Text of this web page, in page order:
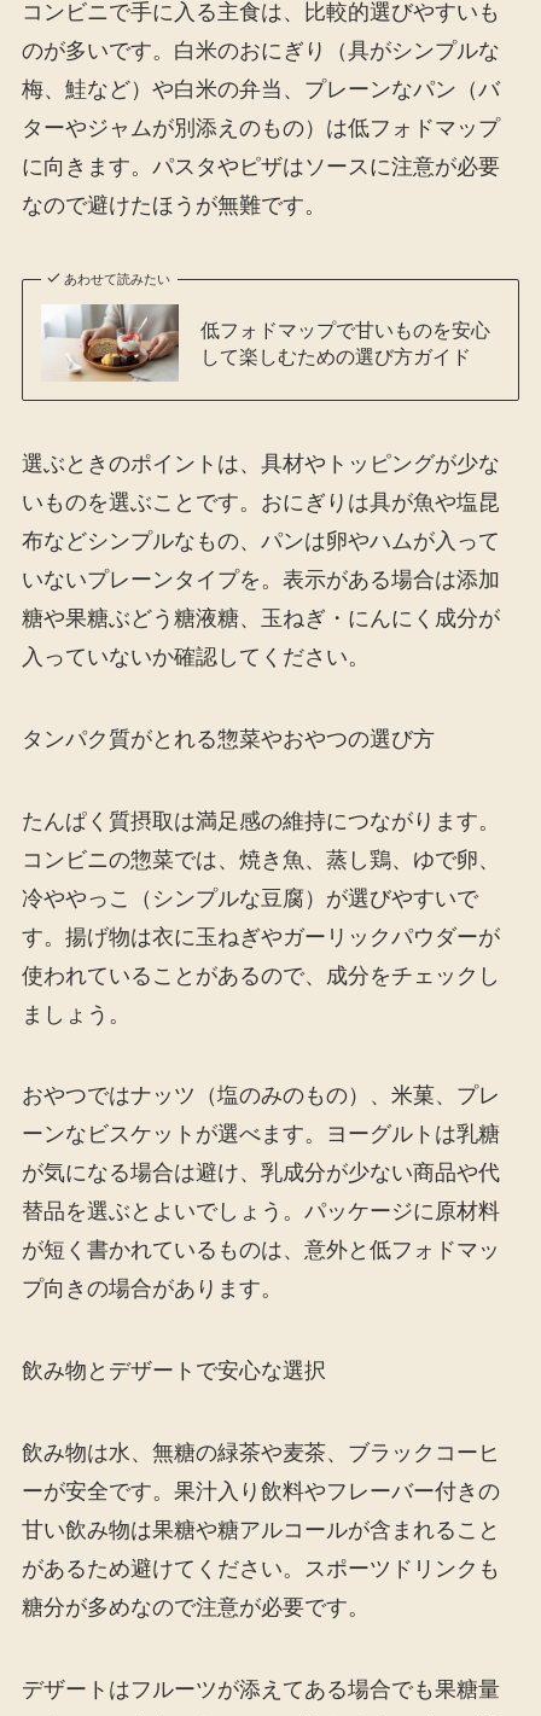
コンビニで手に入る主食は、比較的選びやすいも
のが多いです。白米のおにぎり（具がシンプルな
梅、鮭など）や白米の弁当、プレーンなパン（バ
ターやジャムが別添えのもの）は低フォドマップ
に向きます。パスタやピザはソースに注意が必要
なので避けたほうが無難です。
あわせて読みたい
低フォドマップで甘いものを安心
して楽しむための選び方ガイド
選ぶときのポイントは、具材やトッピングが少な
いものを選ぶことです。おにぎりは具が魚や塩昆
布などシンプルなもの、パンは卵やハムが入って
いないプレーンタイプを。表示がある場合は添加
糖や果糖ぶどう糖液糖、玉ねぎ・にんにく成分が
入っていないか確認してください。
タンパク質がとれる惣菜やおやつの選び方
たんぱく質摂取は満足感の維持につながります。
コンビニの惣菜では、焼き魚、蒸し鶏、ゆで卵、
冷ややっこ（シンプルな豆腐）が選びやすいで
す。揚げ物は衣に玉ねぎやガーリックパウダーが
使われていることがあるので、成分をチェックし
ましょう。
おやつではナッツ（塩のみのもの）、米菓、プレ
ーンなビスケットが選べます。ヨーグルトは乳糖
が気になる場合は避け、乳成分が少ない商品や代
替品を選ぶとよいでしょう。パッケージに原材料
が短く書かれているものは、意外と低フォドマッ
プ向きの場合があります。
飲み物とデザートで安心な選択
飲み物は水、無糖の緑茶や麦茶、ブラックコーヒ
ーが安全です。果汁入り飲料やフレーバー付きの
甘い飲み物は果糖や糖アルコールが含まれること
があるため避けてください。スポーツドリンクも
糖分が多めなので注意が必要です。
デザートはフルーツが添えてある場合でも果糖量